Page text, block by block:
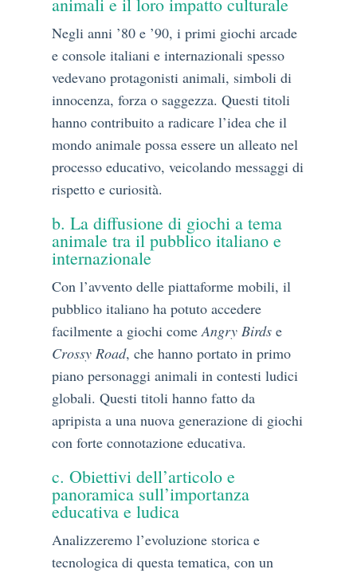
animali e il loro impatto culturale
Negli anni ’80 e ’90, i primi giochi arcade
e console italiani e internazionali spesso
vedevano protagonisti animali, simboli di
innocenza, forza o saggezza. Questi titoli
hanno contribuito a radicare l’idea che il
mondo animale possa essere un alleato nel
processo educativo, veicolando messaggi di
rispetto e curiosità.
b. La diffusione di giochi a tema
animale tra il pubblico italiano e
internazionale
Con l’avvento delle piattaforme mobili, il
pubblico italiano ha potuto accedere
facilmente a giochi comeAngry Birdse
Crossy Road, che hanno portato in primo
piano personaggi animali in contesti ludici
globali. Questi titoli hanno fatto da
apripista a una nuova generazione di giochi
con forte connotazione educativa.
c. Obiettivi dell’articolo e
panoramica sull’importanza
educativa e ludica
Analizzeremo l’evoluzione storica e
tecnologica di questa tematica, con un